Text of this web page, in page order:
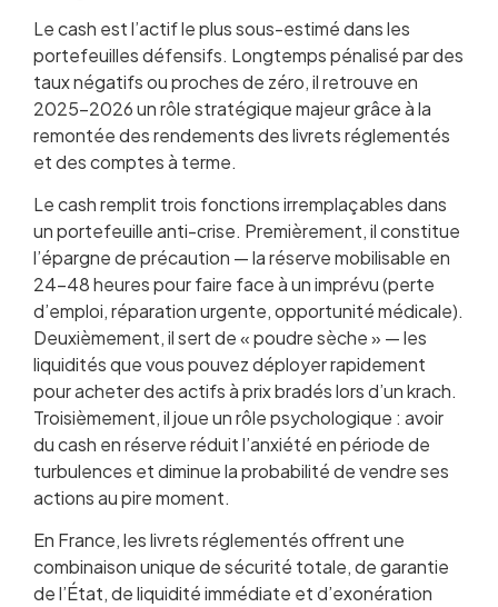
Le cash est l’actif le plus sous-estimé dans les
portefeuilles défensifs. Longtemps pénalisé par des
taux négatifs ou proches de zéro, il retrouve en
2025-2026 un rôle stratégique majeur grâce à la
remontée des rendements des livrets réglementés
et des comptes à terme.
Le cash remplit trois fonctions irremplaçables dans
un portefeuille anti-crise. Premièrement, il constitue
l’épargne de précaution — la réserve mobilisable en
24-48 heures pour faire face à un imprévu (perte
d’emploi, réparation urgente, opportunité médicale).
Deuxièmement, il sert de « poudre sèche » — les
liquidités que vous pouvez déployer rapidement
pour acheter des actifs à prix bradés lors d’un krach.
Troisièmement, il joue un rôle psychologique : avoir
du cash en réserve réduit l’anxiété en période de
turbulences et diminue la probabilité de vendre ses
actions au pire moment.
En France, les livrets réglementés offrent une
combinaison unique de sécurité totale, de garantie
de l’État, de liquidité immédiate et d’exonération